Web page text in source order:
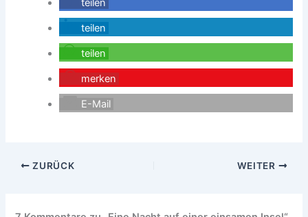
teilen
teilen
teilen
merken
E-Mail
ZURÜCK WEITER